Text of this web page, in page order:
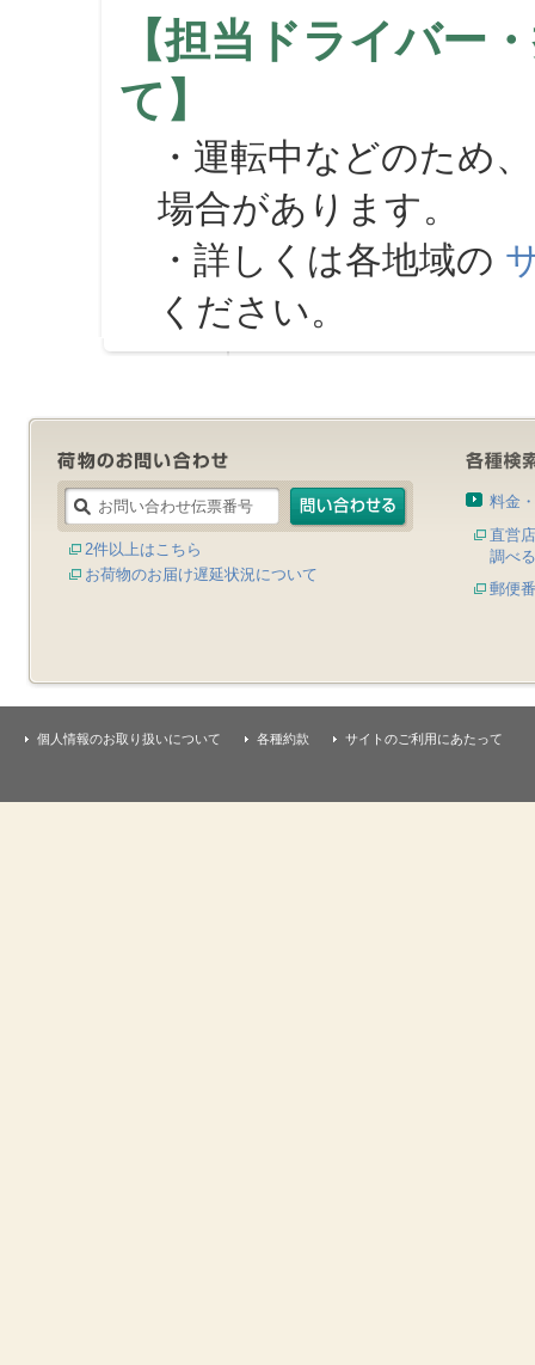
【担当ドライバー
て】
・運転中などのため
場合があります。
・詳しくは各地域の
ください。
2件以上はこちら
お荷物のお届け遅延状況について
料金
直営
調べる
郵便
個人情報のお取り扱いについて 各種約款 サイトのご利用にあたって